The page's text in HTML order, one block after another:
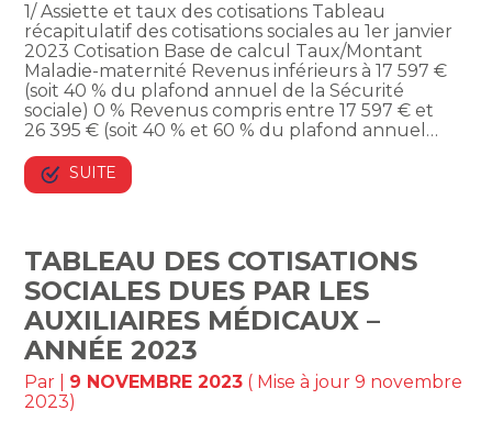
1/ Assiette et taux des cotisations Tableau
récapitulatif des cotisations sociales au 1er janvier
2023 Cotisation Base de calcul Taux/Montant
Maladie-maternité Revenus inférieurs à 17 597 €
(soit 40 % du plafond annuel de la Sécurité
sociale) 0 % Revenus compris entre 17 597 € et
26 395 € (soit 40 % et 60 % du plafond annuel…
SUITE
TABLEAU DES COTISATIONS
SOCIALES DUES PAR LES
AUXILIAIRES MÉDICAUX –
ANNÉE 2023
Par 9 NOVEMBRE 2023 ( Mise à jour 9 novembre
2023)